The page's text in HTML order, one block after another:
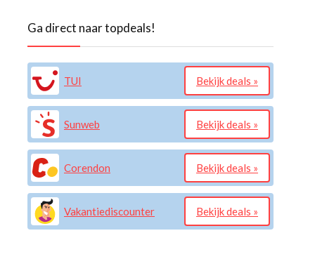
Ga direct naar topdeals!
TUI Bekijk deals »
Sunweb Bekijk deals »
Corendon Bekijk deals »
Vakantiediscounter Bekijk deals »